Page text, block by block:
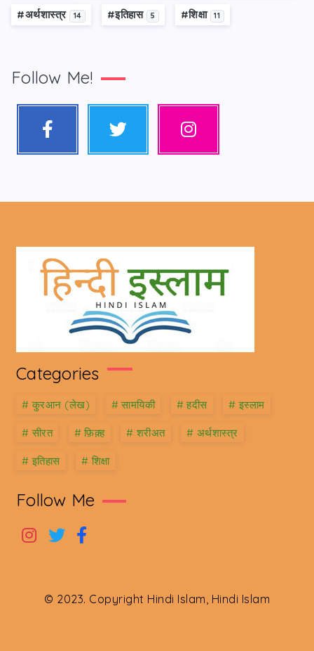
#अर्थशास्त्र 14 #इतिहास 5 #शिक्षा 11
Follow Me!
Categories
# कु़रआन (लेख) # सामयिकी # हदीस # इस्लाम
# सीरत # फ़िक़्ह # शरीअत # अर्थशास्त्र
# इतिहास # शिक्षा
Follow Me
© 2023. Copyright Hindi Islam, Hindi Islam